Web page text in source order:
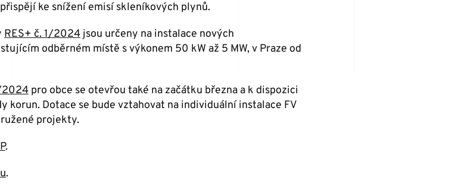
ke snížení emisí skleníkových plynů.
RES+ č. 1/2024 jsou určeny na instalace nových
odběrném místě s výkonem 50 kW až 5 MW, v Praze od
2024 pro obce se otevřou také na začátku března a k dispozici
korun. Dotace se bude vztahovat na individuální instalace FV
projekty.
.
.